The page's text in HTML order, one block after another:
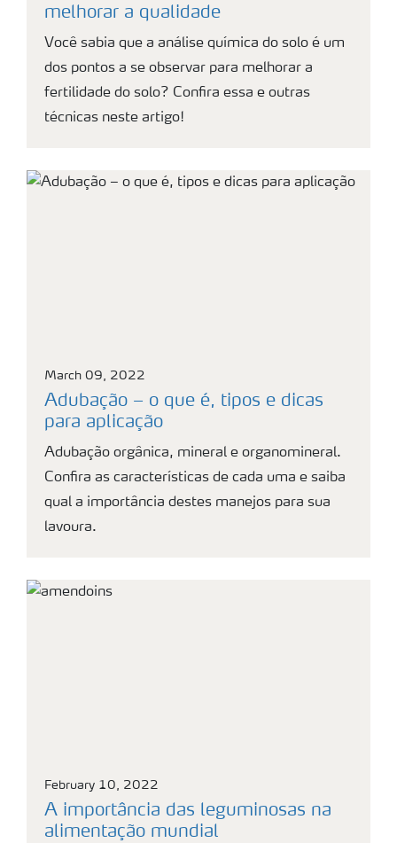
melhorar a qualidade
Você sabia que a análise química do solo é um
dos pontos a se observar para melhorar a
fertilidade do solo? Confira essa e outras
técnicas neste artigo!
March 09, 2022
Adubação – o que é, tipos e dicas
para aplicação
Adubação orgânica, mineral e organomineral.
Confira as características de cada uma e saiba
qual a importância destes manejos para sua
lavoura.
February 10, 2022
A importância das leguminosas na
alimentação mundial